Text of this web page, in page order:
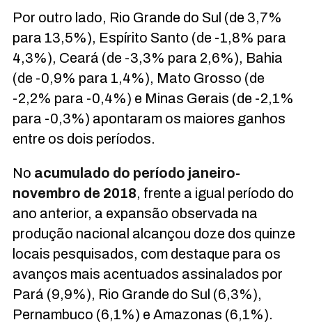
Por outro lado, Rio Grande do Sul (de 3,7%
para 13,5%), Espírito Santo (de -1,8% para
4,3%), Ceará (de -3,3% para 2,6%), Bahia
(de -0,9% para 1,4%), Mato Grosso (de
-2,2% para -0,4%) e Minas Gerais (de -2,1%
para -0,3%) apontaram os maiores ganhos
entre os dois períodos.
No acumulado do período janeiro-
novembro de 2018, frente a igual período do
ano anterior, a expansão observada na
produção nacional alcançou doze dos quinze
locais pesquisados, com destaque para os
avanços mais acentuados assinalados por
Pará (9,9%), Rio Grande do Sul (6,3%),
Pernambuco (6,1%) e Amazonas (6,1%).